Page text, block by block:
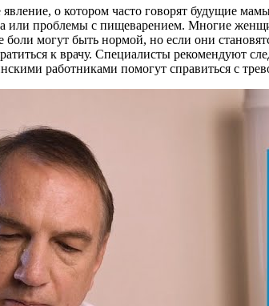
о котором часто говорят будущие
или проблемы с пищеварением. Многие
боли могут быть нормой, но если они
к врачу. Специалисты рекомендуют
работниками помогут справиться с